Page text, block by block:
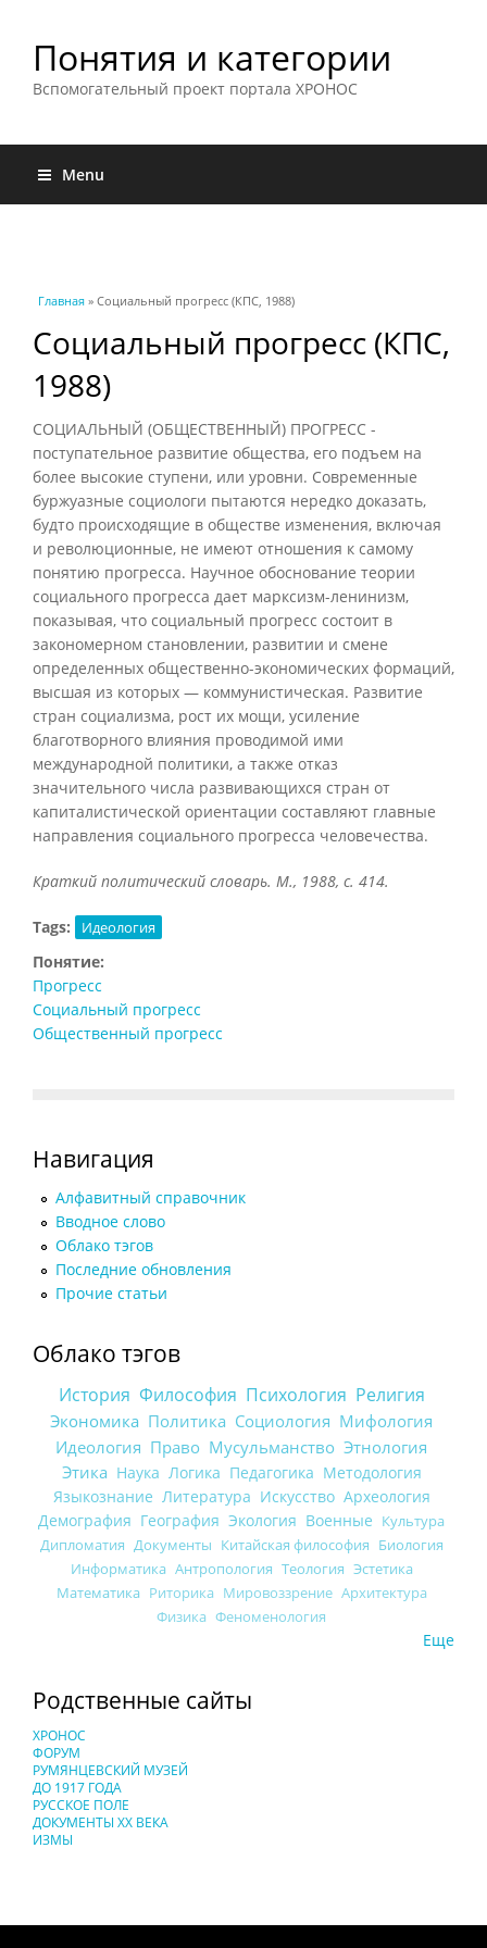
Понятия и категории
Вспомогательный проект портала ХРОНОС
Menu
Вы здесь
Главная » Социальный прогресс (КПС, 1988)
Социальный прогресс (КПС,
1988)
СОЦИАЛЬНЫЙ (ОБЩЕСТВЕННЫЙ) ПРОГРЕСС -
поступательное развитие общества, его подъем на
более высокие ступени, или уровни. Современные
буржуазные социологи пытаются нередко доказать,
будто происходящие в обществе изменения, включая
и революционные, не имеют отношения к самому
понятию прогресса. Научное обоснование теории
социального прогресса дает марксизм-ленинизм,
показывая, что социальный прогресс состоит в
закономерном становлении, развитии и смене
определенных общественно-экономических формаций,
высшая из которых — коммунистическая. Развитие
стран социализма, рост их мощи, усиление
благотворного влияния проводимой ими
международной политики, а также отказ
значительного числа развивающихся стран от
капиталистической ориентации составляют главные
направления социального прогресса человечества.
Краткий политический словарь. М., 1988, с. 414.
Tags: Идеология
Понятие:
Прогресс
Социальный прогресс
Общественный прогресс
Навигация
Алфавитный справочник
Вводное слово
Облако тэгов
Последние обновления
Прочие статьи
Облако тэгов
История Философия Психология Религия
Экономика Политика Социология Мифология
Идеология Право Мусульманство Этнология
Этика Наука Логика Педагогика Методология
Языкознание Литература Искусство Археология
Демография География Экология Военные Культура
Дипломатия Документы Китайская философия Биология
Информатика Антропология Теология Эстетика
Математика Риторика Мировоззрение Архитектура
Физика Феноменология
Еще
Родственные сайты
ХРОНОС
ФОРУМ
РУМЯНЦЕВСКИЙ МУЗЕЙ
ДО 1917 ГОДА
РУССКОЕ ПОЛЕ
ДОКУМЕНТЫ XX ВЕКА
ИЗМЫ